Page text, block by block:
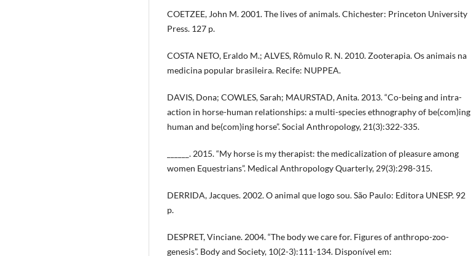
COETZEE, John M. 2001. The lives of animals. Chichester: Princeton University
Press. 127 p.
COSTA NETO, Eraldo M.; ALVES, Rômulo R. N. 2010. Zooterapia. Os animais na
medicina popular brasileira. Recife: NUPPEA.
DAVIS, Dona; COWLES, Sarah; MAURSTAD, Anita. 2013. “Co-being and intra-
action in horse-human relationships: a multi-species ethnography of be(com)ing
human and be(com)ing horse”. Social Anthropology, 21(3):322-335.
______. 2015. “My horse is my therapist: the medicalization of pleasure among
women Equestrians”. Medical Anthropology Quarterly, 29(3):298-315.
DERRIDA, Jacques. 2002. O animal que logo sou. São Paulo: Editora UNESP. 92
p.
DESPRET, Vinciane. 2004. “The body we care for. Figures of anthropo-zoo-
genesis”. Body and Society, 10(2-3):111-134. Disponível em: